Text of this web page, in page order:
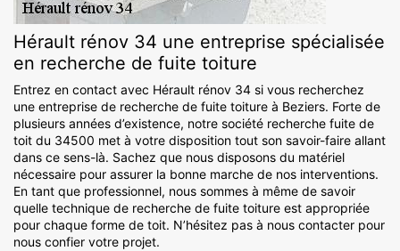
Hérault rénov 34 une entreprise spécialisée
en recherche de fuite toiture
Entrez en contact avec Hérault rénov 34 si vous recherchez
une entreprise de recherche de fuite toiture à Beziers. Forte de
plusieurs années d’existence, notre société recherche fuite de
toit du 34500 met à votre disposition tout son savoir-faire allant
dans ce sens-là. Sachez que nous disposons du matériel
nécessaire pour assurer la bonne marche de nos interventions.
En tant que professionnel, nous sommes à même de savoir
quelle technique de recherche de fuite toiture est appropriée
pour chaque forme de toit. N’hésitez pas à nous contacter pour
nous confier votre projet.